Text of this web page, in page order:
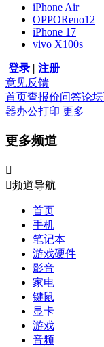
iPhone Air
OPPOReno12
iPhone 17
vivo X100s
登录 | 注册
意见反馈
首页查报价问答论坛
器办公打印 更多
更多频道

频道导航
首页
手机
笔记本
游戏硬件
影音
家电
键鼠
显卡
游戏
音频